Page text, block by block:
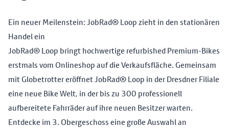
Ein neuer Meilenstein: JobRad® Loop zieht in den stationären
Handel ein
JobRad® Loop bringt hochwertige refurbished Premium-Bikes
erstmals vom Onlineshop auf die Verkaufsfläche. Gemeinsam
mit Globetrotter eröffnet JobRad® Loop in der Dresdner Filiale
eine neue Bike Welt, in der bis zu 300 professionell
aufbereitete Fahrräder auf ihre neuen Besitzer warten.
Entdecke im 3. Obergeschoss eine große Auswahl an